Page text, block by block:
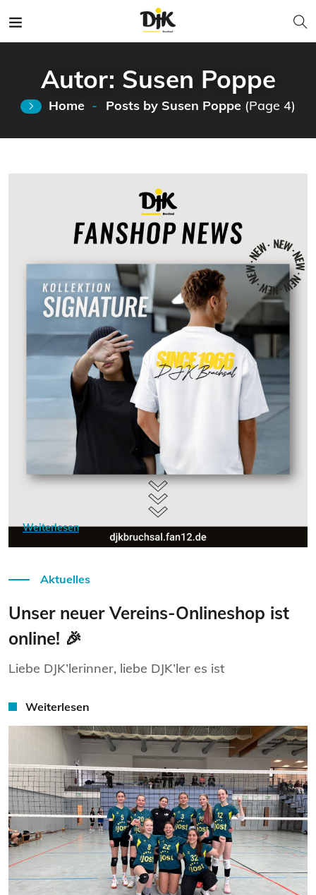
Autor: Susen Poppe
Home Posts by Susen Poppe (Page 4)
Weiterlesen
Aktuelles
Unser neuer Vereins-Onlineshop ist
online! 🎉
Liebe DJK’lerinner, liebe DJK’ler es ist
Weiterlesen